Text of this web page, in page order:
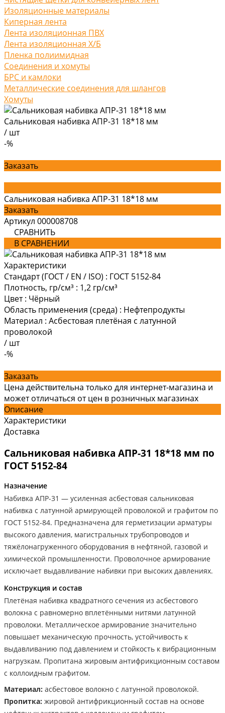
Изоляционные материалы
Киперная лента
Лента изоляционная ПВХ
Лента изоляционная Х/Б
Пленка полиимидная
Соединения и хомуты
БРС и камлоки
Металлические соединения для шлангов
Хомуты
Сальниковая набивка АПР-31 18*18 мм
/ шт
-%
Заказать
Сальниковая набивка АПР-31 18*18 мм
Заказать
Артикул 000008708
СРАВНИТЬ
В СРАВНЕНИИ
Характеристики
Стандарт (ГОСТ / EN / ISO) : ГОСТ 5152-84
Плотность, гр/см³ : 1,2 гр/см³
Цвет : Чёрный
Область применения (среда) : Нефтепродукты
Материал : Асбестовая плетёная с латунной
проволокой
/ шт
-%
Заказать
Цена действительна только для интернет-магазина и
может отличаться от цен в розничных магазинах
Описание
Характеристики
Доставка
Сальниковая набивка АПР-31 18*18 мм по
ГОСТ 5152-84
Назначение
Набивка АПР-31 — усиленная асбестовая сальниковая
набивка с латунной армирующей проволокой и графитом по
ГОСТ 5152-84. Предназначена для герметизации арматуры
высокого давления, магистральных трубопроводов и
тяжёлонагруженного оборудования в нефтяной, газовой и
химической промышленности. Проволочное армирование
исключает выдавливание набивки при высоких давлениях.
Конструкция и состав
Плетёная набивка квадратного сечения из асбестового
волокна с равномерно вплетёнными нитями латунной
проволоки. Металлическое армирование значительно
повышает механическую прочность, устойчивость к
выдавливанию под давлением и стойкость к вибрационным
нагрузкам. Пропитана жировым антифрикционным составом
с коллоидным графитом.
Материал: асбестовое волокно с латунной проволокой.
Пропитка: жировой антифрикционный состав на основе